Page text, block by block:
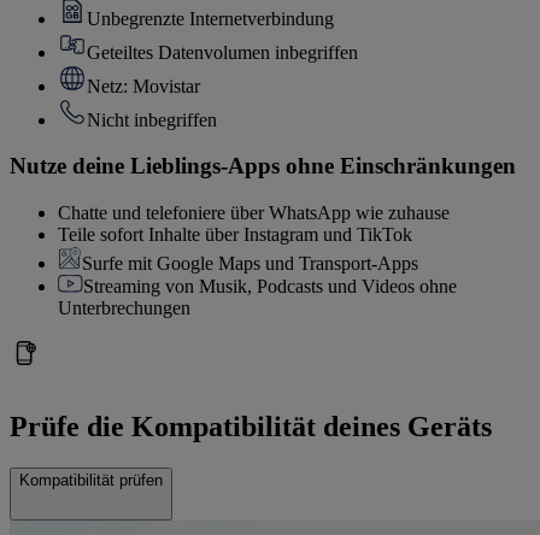
Unbegrenzte Internetverbindung
Geteiltes Datenvolumen inbegriffen
Netz: Movistar
Nicht inbegriffen
Nutze deine Lieblings-Apps ohne Einschränkungen
Chatte und telefoniere über WhatsApp wie zuhause
Teile sofort Inhalte über Instagram und TikTok
Surfe mit Google Maps und Transport-Apps
Streaming von Musik, Podcasts und Videos ohne
Unterbrechungen
Prüfe die Kompatibilität deines Geräts
Kompatibilität prüfen